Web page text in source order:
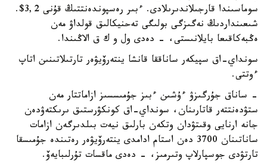
سوماسىندا قارجىلاندىرىلادى. ءبىر رەسپوندەنتتىڭ قۇنى 3,2$.
شىعىنداردىڭ نەگىزگى بولىگى تەحنيكالىق قولداۋ مەن
ەڭبەكاقىعا بايلانىستى، - دەدى ول و ك ق الاڭىندا.
سونداي-اق سپيكەر ساناققا قانشا ينتەرۆيۋەر تارتىلاتىنىن اتاپ
ءوتتى.
- ساناق جۇرگىزۋ ءۇشىن ءبىز جۇمىسسىز ازاماتتار مەن
ستۋدەنتتەر قاتارىنان، سونداي-اق كونكۋرستىق ىرىكتەۋدەن
جانە ارنايى وقىتۋدان وتكەن بارلىق نيەت بىلدىرگەن ازامات
ساناتىنان 3700 دەن استام ادامدى ينتەرۆيۋەر رەتىندە جۇمىسقا
تارتۋدى جوسپارلاپ وتىرمىز، - دەدى ماقسات تۇرلىبايەۆ.